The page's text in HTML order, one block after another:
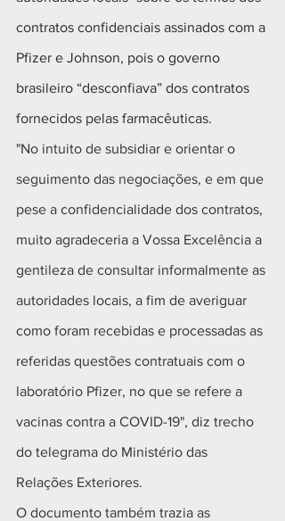
contratos confidenciais assinados com a
Pfizer e Johnson, pois o governo
brasileiro “desconfiava” dos contratos
fornecidos pelas farmacêuticas.
"No intuito de subsidiar e orientar o
seguimento das negociações, e em que
pese a confidencialidade dos contratos,
muito agradeceria a Vossa Excelência a
gentileza de consultar informalmente as
autoridades locais, a fim de averiguar
como foram recebidas e processadas as
referidas questões contratuais com o
laboratório Pfizer, no que se refere a
vacinas contra a COVID-19", diz trecho
do telegrama do Ministério das
Relações Exteriores.
O documento também trazia as